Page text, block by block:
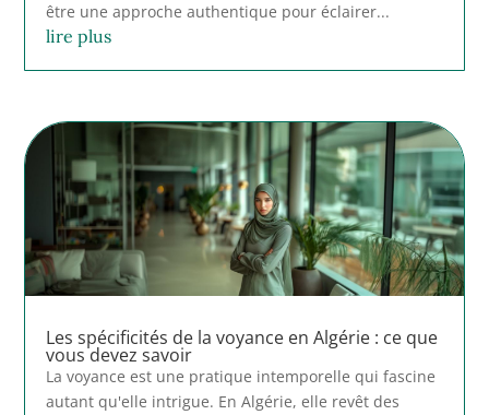
être une approche authentique pour éclairer...
lire plus
Les spécificités de la voyance en Algérie : ce que
vous devez savoir
La voyance est une pratique intemporelle qui fascine
autant qu'elle intrigue. En Algérie, elle revêt des